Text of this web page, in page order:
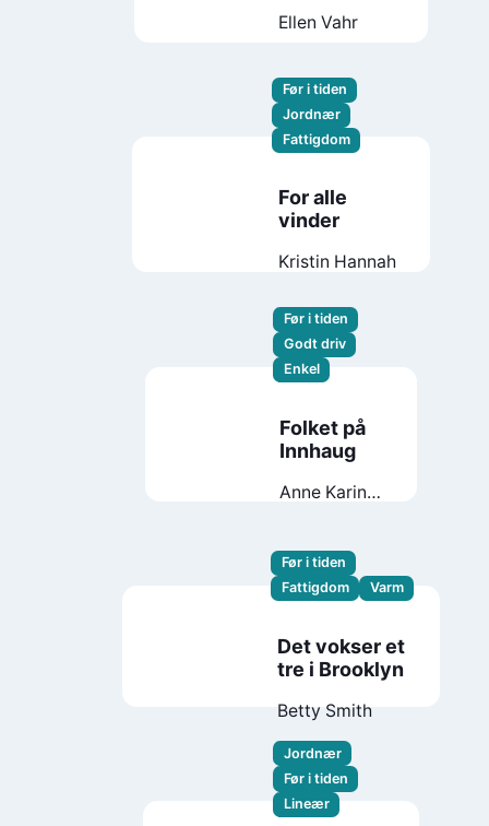
Ellen Vahr
Før i tiden
Jordnær
Fattigdom
For alle
vinder
Kristin Hannah
Før i tiden
Godt driv
Enkel
Folket på
Innhaug
Anne Karin
Før i tiden
Fattigdom
Varm
Det vokser et
tre i Brooklyn
Betty Smith
Jordnær
Før i tiden
Lineær